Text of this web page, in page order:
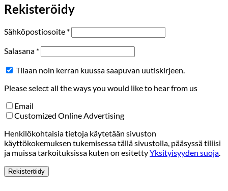
Rekisteröidy
Sähköpostiosoite *Vaaditaan
Salasana *Vaaditaan
Tilaan noin kerran kuussa saapuvan uutiskirjeen.
Please select all the ways you would like to hear from us
Email
Customized Online Advertising
Henkilökohtaisia tietoja käytetään sivuston
käyttökokemuksen tukemisessa tällä sivustolla, pääsyssä tiliisi
ja muissa tarkoituksissa kuten on esitettyYksityisyyden suoja
Rekisteröidy